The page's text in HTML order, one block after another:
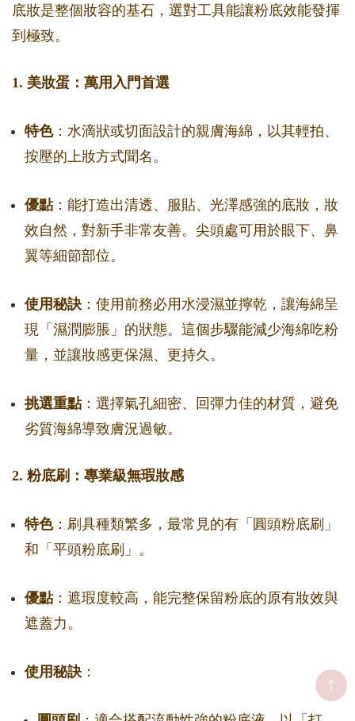
底妝是整個妝容的基石，選對工具能讓粉底效能發揮
到極致。
1. 美妝蛋：萬用入門首選
特色：水滴狀或切面設計的親膚海綿，以其輕拍、
按壓的上妝方式聞名。
優點：能打造出清透、服貼、光澤感強的底妝，妝
效自然，對新手非常友善。尖頭處可用於眼下、鼻
翼等細節部位。
使用秘訣 ：使用前務必用水浸濕並擰乾，讓海綿呈
現「濕潤膨脹」的狀態。這個步驟能減少海綿吃粉
量，並讓妝感更保濕、更持久。
挑選重點：選擇氣孔細密、回彈力佳的材質，避免
劣質海綿導致膚況過敏。
2. 粉底刷：專業級無瑕妝感
特色：刷具種類繁多，最常見的有「圓頭粉底刷」
和「平頭粉底刷」。
優點：遮瑕度較高，能完整保留粉底的原有妝效與
遮蓋力。
使用秘訣 ：